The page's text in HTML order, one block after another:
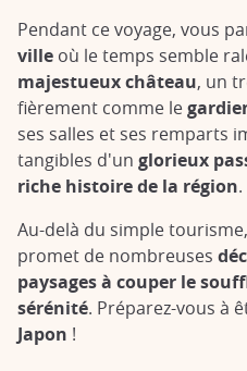
Pendant ce voyage, vous
ville où le temps semble
majestueux château, un
fièrement comme le
ses salles et ses remparts
tangibles d'un glorieux
riche histoire de la région.
Au-delà du simple
promet de nombreuses
paysages à couper le
sérénité. Préparez-vous à
Japon !